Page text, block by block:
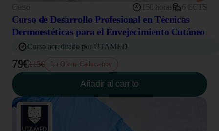
Curso 150 horas 6 ECTS
Curso de Desarrollo Profesional en Técnicas
Dermoestéticas para el Envejecimiento Cutáneo
Curso acreditado por UTAMED
79€115€ La Oferta Caduca hoy
Añadir al carrito